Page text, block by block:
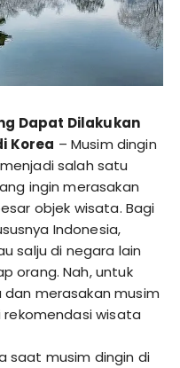
Dapat Dilakukan
Korea – Musim dingin
salah satu
ingin merasakan
objek wisata. Bagi
Indonesia,
salju di negara lain
orang. Nah, untuk
dan merasakan musim
rekomendasi wisata
saat musim dingin di